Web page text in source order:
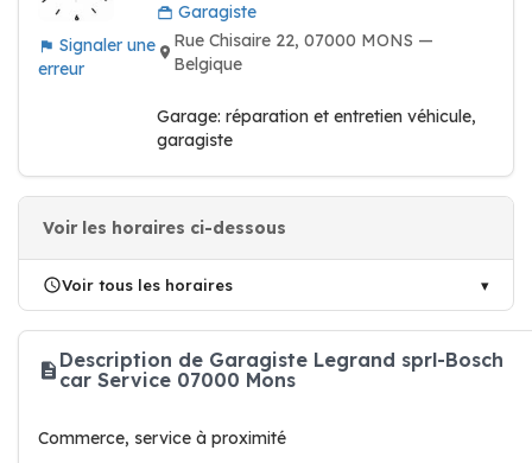
Signaler une
erreur
Garagiste
Rue Chisaire 22, 07000 MONS —
Belgique
Garage: réparation et entretien véhicule,
garagiste
Voir les horaires ci-dessous
Voir tous les horaires
Description de Garagiste Legrand sprl-Bosch
car Service 07000 Mons
Commerce, service à proximité